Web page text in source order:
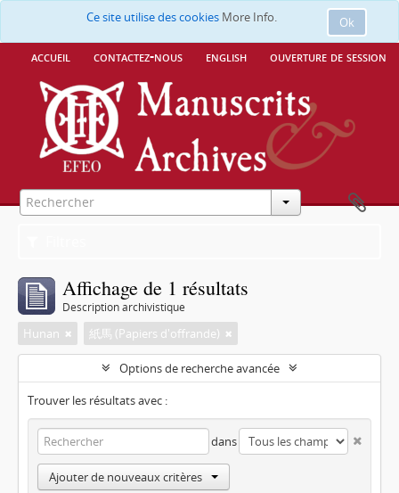
Ok
Ce site utilise des cookies More Info.
accueil contactez-nous english ouverture de session
Affichage de 1 résultats
Description archivistique
Hunan 紙馬 (Papiers d'offrande)
Options de recherche avancée
Trouver les résultats avec :
dans
Ajouter de nouveaux critères